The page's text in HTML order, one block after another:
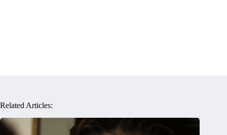
Related Articles: